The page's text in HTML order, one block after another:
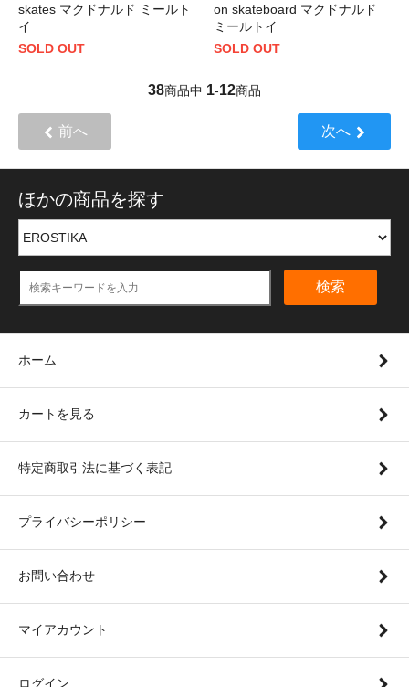
skates マクドナルド ミールト
イ
SOLD OUT
on skateboard マクドナルド
ミールトイ
SOLD OUT
38商品中 1-12商品
前へ 次へ
ほかの商品を探す
検索
ホーム
カートを見る
特定商取引法に基づく表記
プライバシーポリシー
お問い合わせ
マイアカウント
ログイン